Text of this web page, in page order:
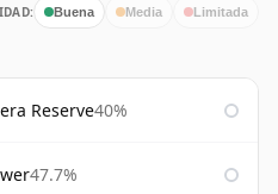
Buena Media Limitada
Reserve40%
47.7%